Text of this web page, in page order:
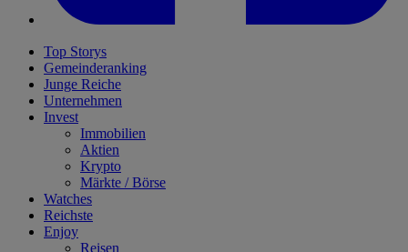
Top Storys
Gemeinderanking
Junge Reiche
Unternehmen
Invest
Immobilien
Aktien
Krypto
Märkte / Börse
Watches
Reichste
Enjoy
Reisen